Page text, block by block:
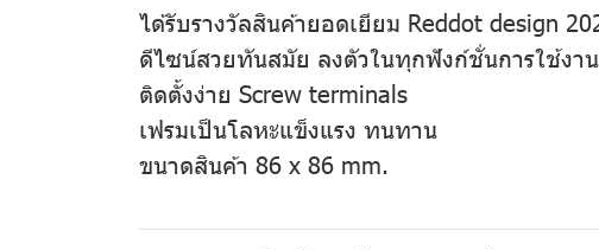
ได้รับรางวัลสินค้ายอดเยียม Reddot design
ดีไซน์สวยทันสมัย ลงตัวในทุกฟังก์ชั่นการใช้งาน
ติดตั้งง่าย Screw terminals
เฟรมเป็นโลหะแข็งแรง ทนทาน
ขนาดสินค้า 86 x 86 mm.